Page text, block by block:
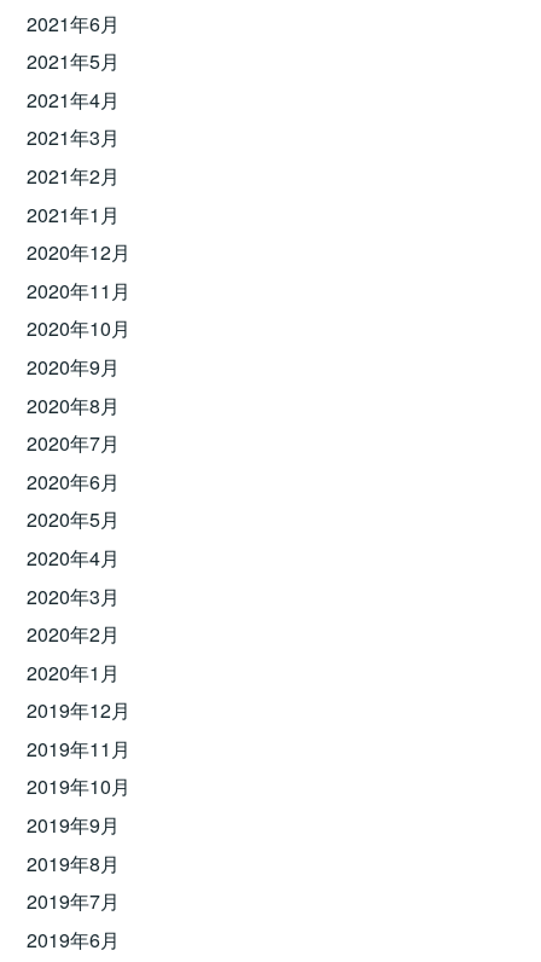
2021年6月
2021年5月
2021年4月
2021年3月
2021年2月
2021年1月
2020年12月
2020年11月
2020年10月
2020年9月
2020年8月
2020年7月
2020年6月
2020年5月
2020年4月
2020年3月
2020年2月
2020年1月
2019年12月
2019年11月
2019年10月
2019年9月
2019年8月
2019年7月
2019年6月